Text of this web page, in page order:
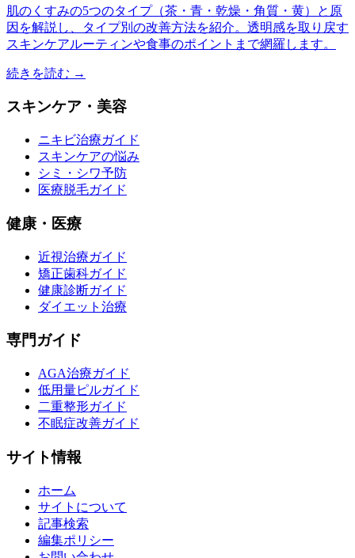
肌のくすみの5つのタイプ（茶・青・乾燥・角質・黄）と原
因を解説し、タイプ別の改善方法を紹介。透明感を取り戻す
スキンケアルーティンや食事のポイントまで網羅します。
続きを読む →
スキンケア・美容
ニキビ治療ガイド
スキンケアの悩み
シミ・シワ予防
医療脱毛ガイド
健康・医療
近視治療ガイド
矯正歯科ガイド
健康診断ガイド
ダイエット治療
専門ガイド
AGA治療ガイド
低用量ピルガイド
二重整形ガイド
不眠症改善ガイド
サイト情報
ホーム
サイトについて
記事検索
編集ポリシー